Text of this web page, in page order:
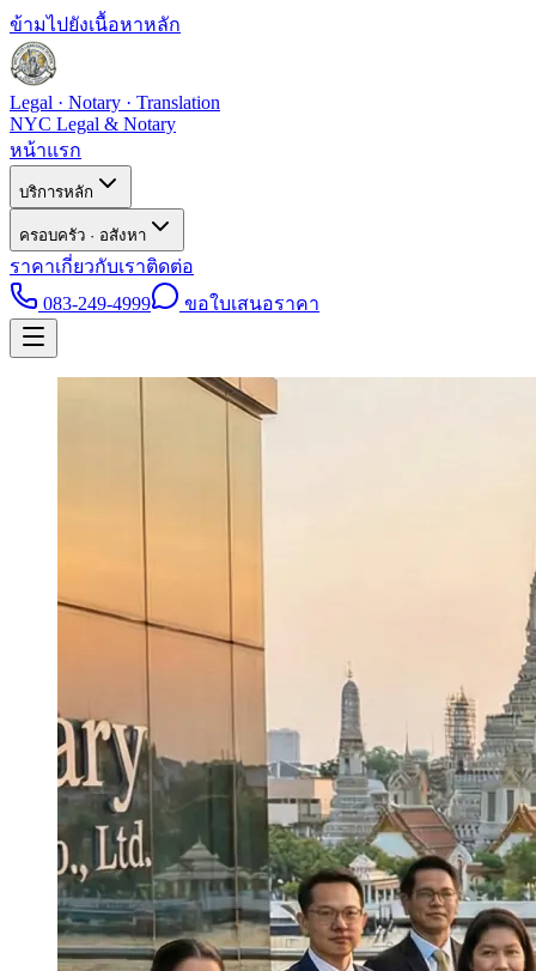
ข้ามไปยังเนื้อหาหลัก
Legal · Notary · Translation
NYC Legal & Notary
หน้าแรก
บริการหลัก
ครอบครัว · อสังหา
ราคาเกี่ยวกับเราติดต่อ
083-249-4999
ขอใบเสนอราคา